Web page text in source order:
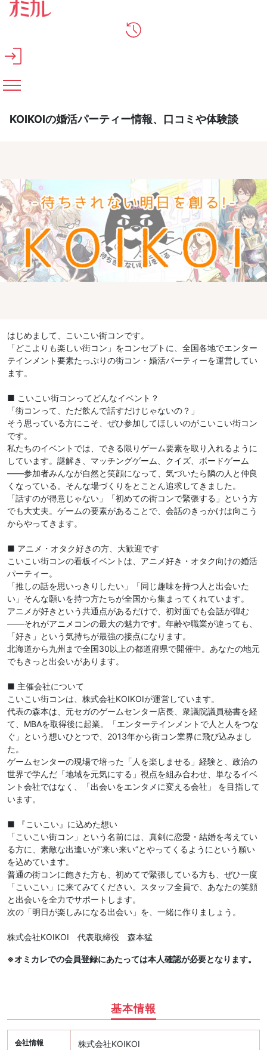
メインコンテンツへスキップ
KOIKOIの婚活パーティー情報、口コミや体験談
はじめまして、こいこい街コンです。
「どこよりも楽しい街コン」をコンセプトに、全国各地でエンター
テインメント要素たっぷりの街コン・婚活パーティーを運営してい
ます。
■ こいこい街コンってどんなイベント？
「街コンって、ただ飲んで話すだけじゃないの？」
そう思っている方にこそ、ぜひ参加してほしいのがこいこい街コン
です。
私たちのイベントでは、できる限りゲーム要素を取り入れるように
しています。謎解き、マッチングゲーム、クイズ、ボードゲーム
——参加者みんなが自然と笑顔になって、気づいたら隣の人と仲良
くなっている。そんな場づくりをとことん追求してきました。
「話すのが得意じゃない」「初めての街コンで緊張する」という方
でも大丈夫。ゲームの要素があることで、会話のきっかけは向こう
からやってきます。
■ アニメ・オタク好きの方、大歓迎です
こいこい街コンの看板イベントは、アニメ好き・オタク向けの婚活
パーティー。
「推しの話を思いっきりしたい」「同じ趣味を持つ人と出会いた
い」そんな願いを持つ方たちが全国から集まってくれています。
アニメが好きという共通点があるだけで、初対面でも会話が弾む
——それがアニメコンの最大の魅力です。年齢や職業が違っても、
「好き」という気持ちが最強の接点になります。
北海道から九州まで全国30以上の都道府県で開催中。あなたの地元
でもきっと出会いがあります。
■ 主催会社について
こいこい街コンは、株式会社KOIKOIが運営しています。
代表の森本は、元セガのゲームセンター店長、衆議院議員秘書を経
て、MBAを取得後に起業。「エンターテインメントで人と人をつな
ぐ」という想いひとつで、2013年から街コン業界に飛び込みまし
た。
ゲームセンターの現場で培った「人を楽しませる」経験と、政治の
世界で学んだ「地域を元気にする」視点を組み合わせ、単なるイベ
ント会社ではなく、「出会いをエンタメに変える会社」 を目指して
います。
■ 『こいこい』に込めた想い
「こいこい街コン」という名前には、真剣に恋愛・結婚を考えてい
る方に、素敵な出逢いが”来い来い”とやってくるようにという願い
を込めています。
普通の街コンに飽きた方も、初めてで緊張している方も、ぜひ一度
「こいこい」に来てみてください。スタッフ全員で、あなたの笑顔
と出会いを全力でサポートします。
次の「明日が楽しみになる出会い」を、一緒に作りましょう。
株式会社KOIKOI 代表取締役 森本猛
※オミカレでの会員登録にあたっては本人確認が必要となります。
基本情報
会社情報 株式会社KOIKOI